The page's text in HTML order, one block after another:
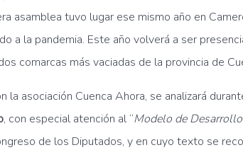
asamblea tuvo lugar ese mismo año en
a la pandemia. Este año volverá a ser
comarcas más vaciadas de la provincia de
la asociación Cuenca Ahora, se analizará
, con especial atención al “Modelo de
de los Diputados, y en cuyo texto se